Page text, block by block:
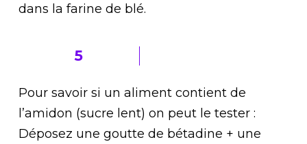
dans la farine de blé.
5
Pour savoir si un aliment contient de
l’amidon (sucre lent) on peut le tester :
Déposez une goutte de bétadine + une